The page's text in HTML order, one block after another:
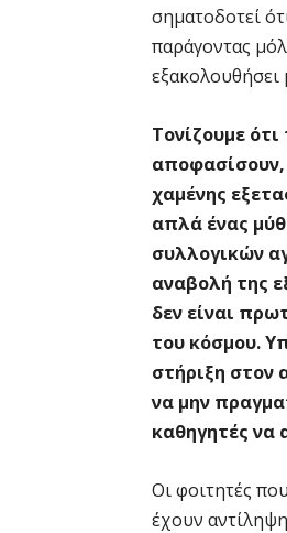
σηματοδοτεί
παράγοντας
εξακολουθήσει
Τονίζουμε
αποφασίσουν,
χαμένης
απλά ένας
συλλογικών
αναβολή της
δεν είναι
του κόσμου.
στήριξη στον
να μην
καθηγητές να
Οι φοιτητές
έχουν αντίληψη